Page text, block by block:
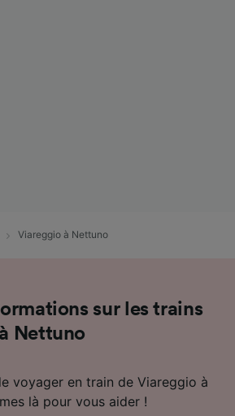
Viareggio à Nettuno
sur les trains
Nettuno
voyager en train de Viareggio à
là pour vous aider !